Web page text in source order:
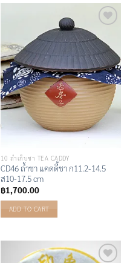
Add to
Wishlist
10 ถ้ำเก็บชา TEA CADDY
CD46 ถ้ำชา แคดดี้ชา ก11.2-14.5
ส10-17.5 cm
฿1,700.00
ADD TO CART